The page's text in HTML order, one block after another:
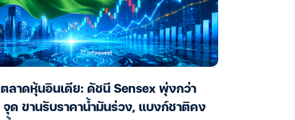
ตลาดหุ้นอินเดีย: ดัชนี Sensex พุ่งกว่า
ด ขานรับราคาน้ำมันร่วง, แบงก์ชาติคง